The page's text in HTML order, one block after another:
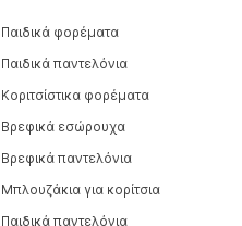
Παιδικά φορέματα
Παιδικά παντελόνια
Κοριτσίστικα φορέματα
Βρεφικά εσώρουχα
Βρεφικά παντελόνια
Μπλουζάκια για κορίτσια
Παιδικά παντελόνια